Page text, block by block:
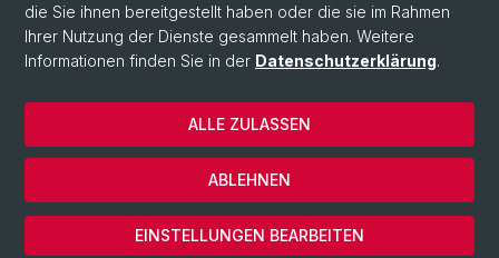
Instagram
© Universität Basel
Datenschutzerklärung
die Sie ihnen bereitgestellt haben oder die sie im Rahmen
Ihrer Nutzung der Dienste gesammelt haben. Weitere
Informationen finden Sie in der Datenschutzerklärung.
EINSTELLUNGEN BEARBEITEN
ABLEHNEN
ALLE ZULASSEN